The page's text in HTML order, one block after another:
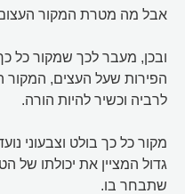
אבל מה מטרת המקור
ובכן, מעבר לכך שמקור כל כך
הפירות שעל העצים, המקור
לרביה וכשיר להיות הורה.
מקור כל כך בולט וצבעוני
גדול המציין את יכולתו של
שתבחר בו.